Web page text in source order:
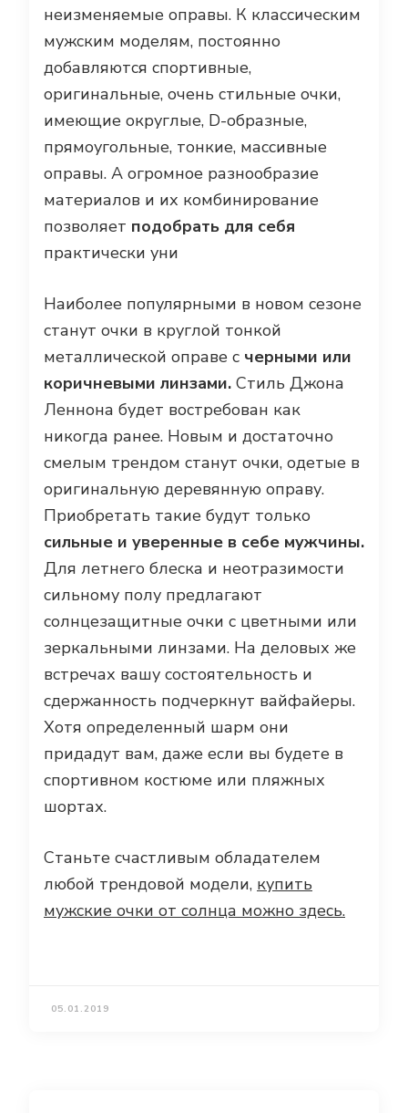
неизменяемые оправы. К классическим
мужским моделям, постоянно
добавляются спортивные,
оригинальные, очень стильные очки,
имеющие округлые, D-образные,
прямоугольные, тонкие, массивные
оправы. А огромное разнообразие
материалов и их комбинирование
позволяет подобрать для себя
практически уни
Наиболее популярными в новом сезоне
станут очки в круглой тонкой
металлической оправе с черными или
коричневыми линзами. Стиль Джона
Леннона будет востребован как
никогда ранее. Новым и достаточно
смелым трендом станут очки, одетые в
оригинальную деревянную оправу.
Приобретать такие будут только
сильные и уверенные в себе мужчины.
Для летнего блеска и неотразимости
сильному полу предлагают
солнцезащитные очки с цветными или
зеркальными линзами. На деловых же
встречах вашу состоятельность и
сдержанность подчеркнут вайфайеры.
Хотя определенный шарм они
придадут вам, даже если вы будете в
спортивном костюме или пляжных
шортах.
Станьте счастливым обладателем
любой трендовой модели, купить
мужские очки от солнца можно здесь.
05.01.2019